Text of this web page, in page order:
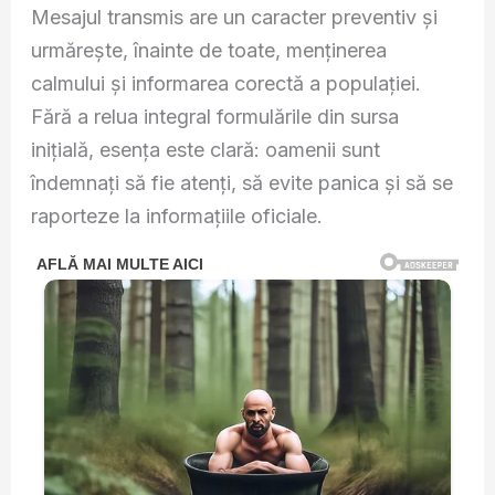
Mesajul transmis are un caracter preventiv și
urmărește, înainte de toate, menținerea
calmului și informarea corectă a populației.
Fără a relua integral formulările din sursa
inițială, esența este clară: oamenii sunt
îndemnați să fie atenți, să evite panica și să se
raporteze la informațiile oficiale.